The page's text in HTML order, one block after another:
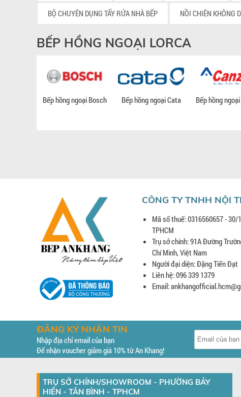
BỘ CHUYÊN DỤNG TẨY RỬA NHÀ BẾP NỒI CHIÊN KHÔNG
BẾP HỒNG NGOẠI LORCA
Bếp hồng ngoại Bosch Bếp hồng ngoại Cata Bếp hồng
CÔNG TY TNHH NỘI
Mã số thuế: 0316560657 -
TPHCM
Trụ sở chính: 91A Đường
Chí Minh, Việt Nam
Người đại diện: Đặng Tiến Đạt
Liên hệ: 096 339 1379
Email:
ĐĂNG KÝ NHẬN TIN
Nhập địa chỉ email của bạn
Để nhận voucher giảm giá 10% từ An Khang!
TRỤ SỞ CHÍNH/SHOWROOM - PHƯỜNG BẢY
HIỀN - TÂN BÌNH - TPHCM